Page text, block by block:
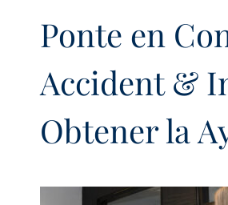
Ponte en
Accident &
Obtener la